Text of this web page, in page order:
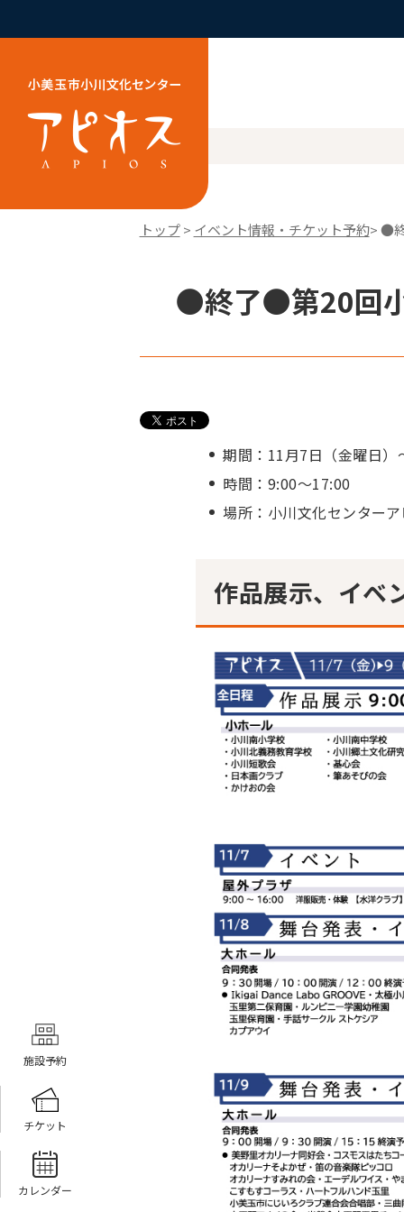
施設予約
チケット
カレンダー
トップ> イベント情報・チケット予約> ●
●終了●第20回
期間：11月7日（金曜日
時間：9:00～17:00
場所：小川文化センター
作品展示、イベ